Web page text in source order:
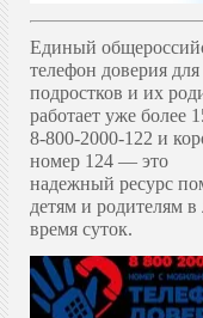
Единый
телефон доверия для
подростков и их
работает уже более
8-800-2000-122 и
номер 124 — это
надежный ресурс
детям и родителям
время суток.